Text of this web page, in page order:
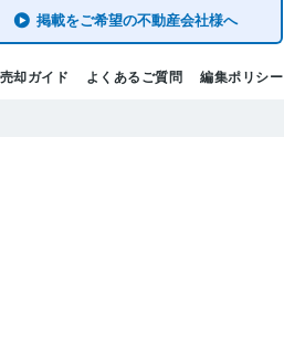
却ガイド よくあるご質問 編集ポリシー
掲載をご希望の不動産会社様へ